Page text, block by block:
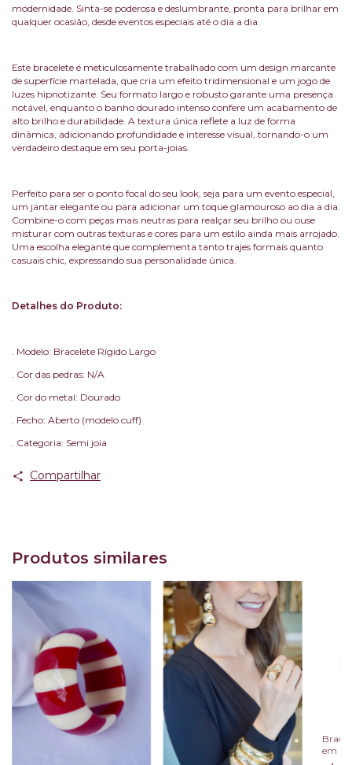
modernidade. Sinta-se poderosa e deslumbrante, pronta para brilhar em
qualquer ocasião, desde eventos especiais até o dia a dia.
Este bracelete é meticulosamente trabalhado com um design marcante
de superfície martelada, que cria um efeito tridimensional e um jogo de
luzes hipnotizante. Seu formato largo e robusto garante uma presença
notável, enquanto o banho dourado intenso confere um acabamento de
alto brilho e durabilidade. A textura única reflete a luz de forma
dinâmica, adicionando profundidade e interesse visual, tornando-o um
verdadeiro destaque em seu porta-joias.
Perfeito para ser o ponto focal do seu look, seja para um evento especial,
um jantar elegante ou para adicionar um toque glamouroso ao dia a dia.
Combine-o com peças mais neutras para realçar seu brilho ou ouse
misturar com outras texturas e cores para um estilo ainda mais arrojado.
Uma escolha elegante que complementa tanto trajes formais quanto
casuais chic, expressando sua personalidade única.
Detalhes do Produto:
. Modelo: Bracelete Rígido Largo
. Cor das pedras: N/A
. Cor do metal: Dourado
. Fecho: Aberto (modelo cuff)
. Categoria: Semi joia
Compartilhar
Produtos similares
em